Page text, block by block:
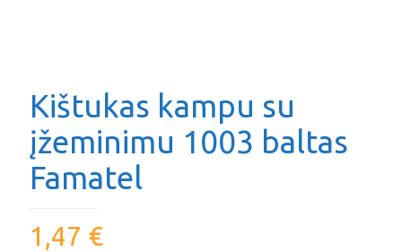
Kištukas kampu su
įžeminimu 1003 baltas
Famatel
1,47 €